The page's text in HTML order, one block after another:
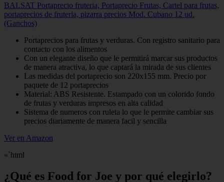
BALSAT Portaprecio fruteria, Portaprecio Frutas, Cartel para frutas,
portaprecios de fruteria, pizarra precios Mod. Cubano 12 ud.
(Ganchos)
Portaprecios para frutas y verduras. Con registro sanitario para
contacto con los alimentos
Con un elegante diseño que le permitirá marcar sus productos
de manera atractiva, lo que captará la mirada de sus clientes
Las medidas del portaprecio son 220x155 mm. Precio por
paquete de 12 portaprecios
Material: ABS Resistente. Estampado con un colorido fondo
de frutas y verduras impresos en alta calidad
Sistema de numeros con ruleta lo que le permite cambiar sus
precios diariamente de manera facil y sencilla
Ver en Amazon
«`html
¿Qué es Food for Joe y por qué elegirlo?